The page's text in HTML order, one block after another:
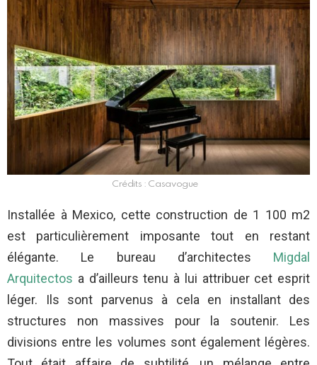
Crédits : Casavogue
Installée à Mexico, cette construction de 1 100 m2
est particulièrement imposante tout en restant
élégante. Le bureau d’architectes Migdal
Arquitectos a d’ailleurs tenu à lui attribuer cet esprit
léger. Ils sont parvenus à cela en installant des
structures non massives pour la soutenir. Les
divisions entre les volumes sont également légères.